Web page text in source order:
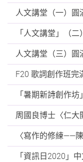
人文講堂（一）圓
「人文講堂」（
人文講堂（三）圓
F20 歌詞創作班完
「暑期新詩創作
周國良博士〈仁大
〈寫作的修練——
「資訊日2020」